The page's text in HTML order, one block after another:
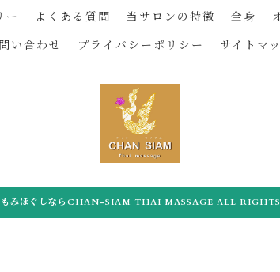
ー よくある質問 当サロンの特徴 全身
い合わせ
プライバシーポリシー サイトマ
もみほぐしならCHAN-SIAM THAI MASSAGE ALL